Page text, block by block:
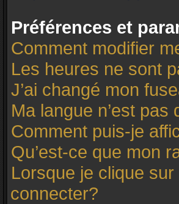
Préférences et
Comment modifier
Les heures ne sont
J’ai changé mon
Ma langue n’est pas
Comment puis-je
Qu’est-ce que mon
Lorsque je clique sur
connecter?